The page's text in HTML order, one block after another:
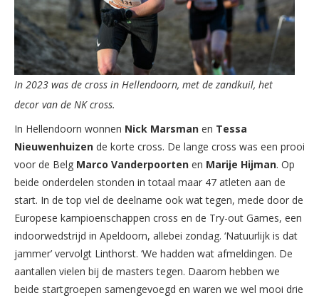
In 2023 was de cross in Hellendoorn, met de zandkuil, het
decor van de NK cross.
In Hellendoorn wonnen Nick Marsman en Tessa
Nieuwenhuizen de korte cross. De lange cross was een prooi
voor de Belg Marco Vanderpoorten en Marije Hijman. Op
beide onderdelen stonden in totaal maar 47 atleten aan de
start. In de top viel de deelname ook wat tegen, mede door de
Europese kampioenschappen cross en de Try-out Games, een
indoorwedstrijd in Apeldoorn, allebei zondag. ‘Natuurlijk is dat
jammer’ vervolgt Linthorst. ‘We hadden wat afmeldingen. De
aantallen vielen bij de masters tegen. Daarom hebben we
beide startgroepen samengevoegd en waren we wel mooi drie